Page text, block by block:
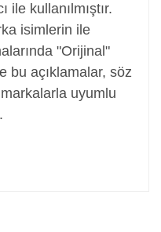
ile kullanılmıştır.
isimlerin ile
"Orijinal"
bu açıklamalar, söz
uyumlu